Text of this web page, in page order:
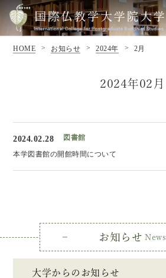
HOME お知らせ 2024年 2月
2024年02月
2024.02.28
図書館
本学図書館の開館時間について
お知らせ News
大学からのお知らせ